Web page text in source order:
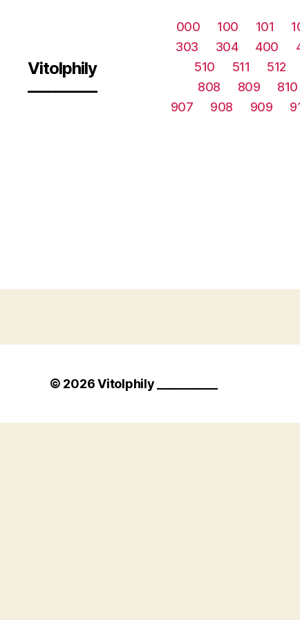
Vitolphily
000 100 101
303
304 400
510
511 512
808
809 810
907
908 909
© 2026Vitolphily __________